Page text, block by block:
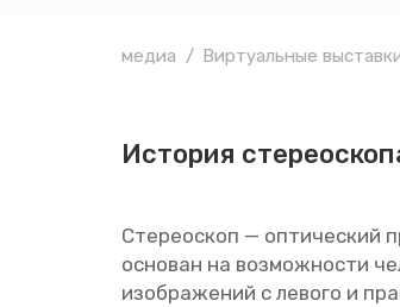
медиа Виртуальные
Ис­то­рия
Сте­рео­скоп — оп­ти­че­ский
ос­но­ван на воз­мож­но­сти
изоб­ра­же­ний с ле­во­го и